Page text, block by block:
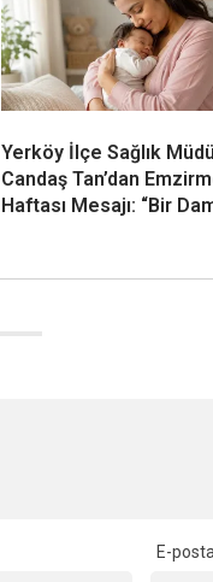
Yerköy İlçe Sağlık
Candaş Tan’dan
Haftası Mesajı: “Bir
E-posta